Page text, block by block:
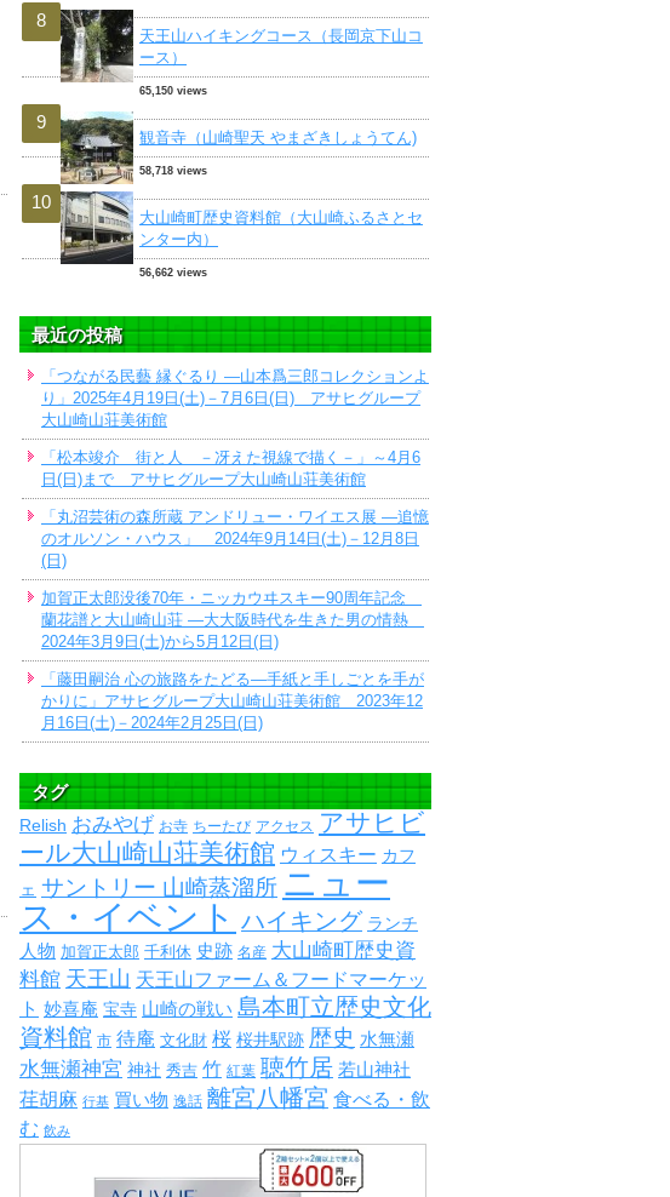
天王山ハイキングコース（長岡京下山コ
ース）
65,150 views
観音寺（山崎聖天 やまざきしょうてん)
58,718 views
大山崎町歴史資料館（大山崎ふるさとセ
ンター内）
56,662 views
最近の投稿
「つながる民藝 縁ぐるり ―山本爲三郎コレクションよ
り」2025年4月19日(土)－7月6日(日) アサヒグループ
大山崎山荘美術館
「松本竣介 街と人 －冴えた視線で描く－」～4月6
日(日)まで アサヒグループ大山崎山荘美術館
「丸沼芸術の森所蔵 アンドリュー・ワイエス展 ―追憶
のオルソン・ハウス」 2024年9月14日(土)－12月8日
(日)
加賀正太郎没後70年・ニッカウヰスキー90周年記念
蘭花譜と大山崎山荘 ―大大阪時代を生きた男の情熱
2024年3月9日(土)から5月12日(日)
「藤田嗣治 心の旅路をたどる―手紙と手しごとを手が
かりに」アサヒグループ大山崎山荘美術館 2023年12
月16日(土)－2024年2月25日(日)
タグ
Relish おみやげ お寺 ちーたび アクセス
アサヒビ
ール大山崎山荘美術館 ウィスキー カフ
ェ サントリー 山崎蒸溜所 ニュー
ス・イベント ハイキング ランチ
人物 加賀正太郎 千利休 史跡 名産 大山崎町歴史資
料館 天王山 天王山ファーム＆フードマーケッ
ト 妙喜庵 宝寺 山崎の戦い 島本町立歴史文化
資料館 市 待庵 文化財 桜 桜井駅跡 歴史 水無瀬
水無瀬神宮 神社 秀吉 竹 紅葉 聴竹居 若山神社
荏胡麻 行基 買い物 逸話 離宮八幡宮 食べる・飲
む 飲み